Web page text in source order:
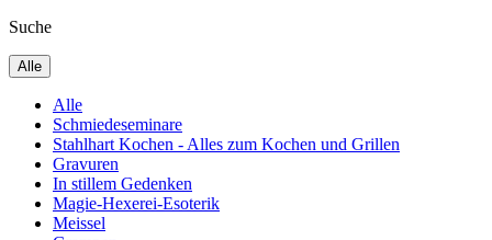
Suche
Alle
Alle
Schmiedeseminare
Stahlhart Kochen - Alles zum Kochen und Grillen
Gravuren
In stillem Gedenken
Magie-Hexerei-Esoterik
Meissel